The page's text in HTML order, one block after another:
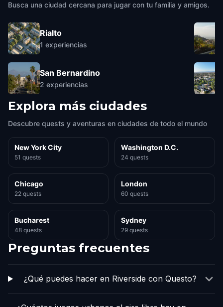
Busca una ciudad cercana para jugar con tu familia y amigos.
Rialto
1 experiencias
San Bernardino
2 experiencias
Explora más ciudades
Descubre quests y aventuras en ciudades de todo el mundo
New York City
51 quests
Washington D.C.
24 quests
Chicago
22 quests
London
60 quests
Bucharest
48 quests
Sydney
29 quests
Preguntas frecuentes
¿Qué puedes hacer en Riverside con Questo?